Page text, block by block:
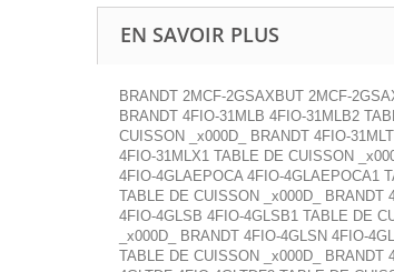
EN SAVOIR PLUS
BRANDT 2MCF-2GSAXBUT 2MCF-
BRANDT 4FIO-31MLB 4FIO-31MLB2
CUISSON _x000D_ BRANDT 4FIO-
4FIO-31MLX1 TABLE DE CUISSON
4FIO-4GLAEPOCA 4FIO-4GLAEPOCA1
TABLE DE CUISSON _x000D_ BRANDT
4FIO-4GLSB 4FIO-4GLSB1 TABLE DE
_x000D_ BRANDT 4FIO-4GLSN 4FIO-
TABLE DE CUISSON _x000D_ BRANDT